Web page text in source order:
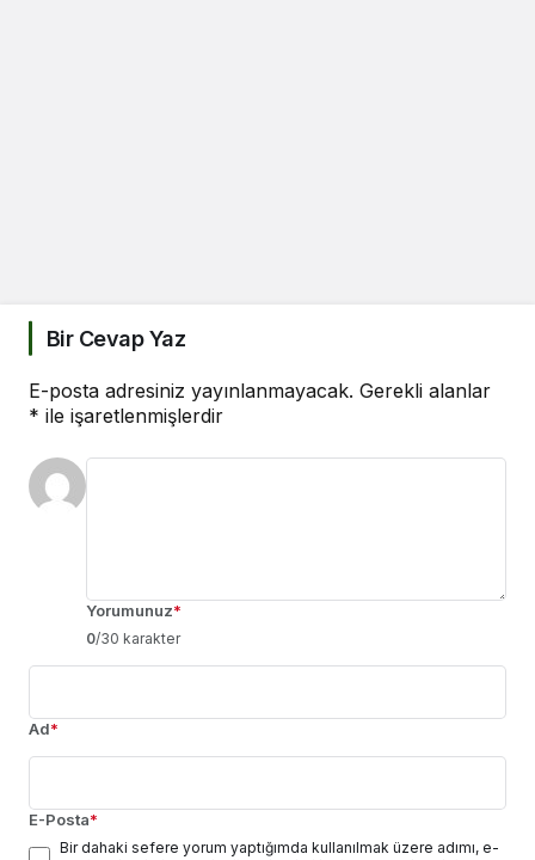
Bir Cevap Yaz
E-posta adresiniz yayınlanmayacak. Gerekli alanlar
* ile işaretlenmişlerdir
Yorumunuz*
0/30 karakter
Ad*
E-Posta*
Bir dahaki sefere yorum yaptığımda kullanılmak üzere adımı, e-